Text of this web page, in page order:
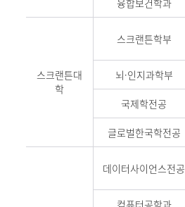
융합보건학과
스크랜튼대
학
스크랜튼학부
뇌·인지과학부
국제학전공
글로벌한국학전공
데이터사이언스전공
컴퓨터공학과